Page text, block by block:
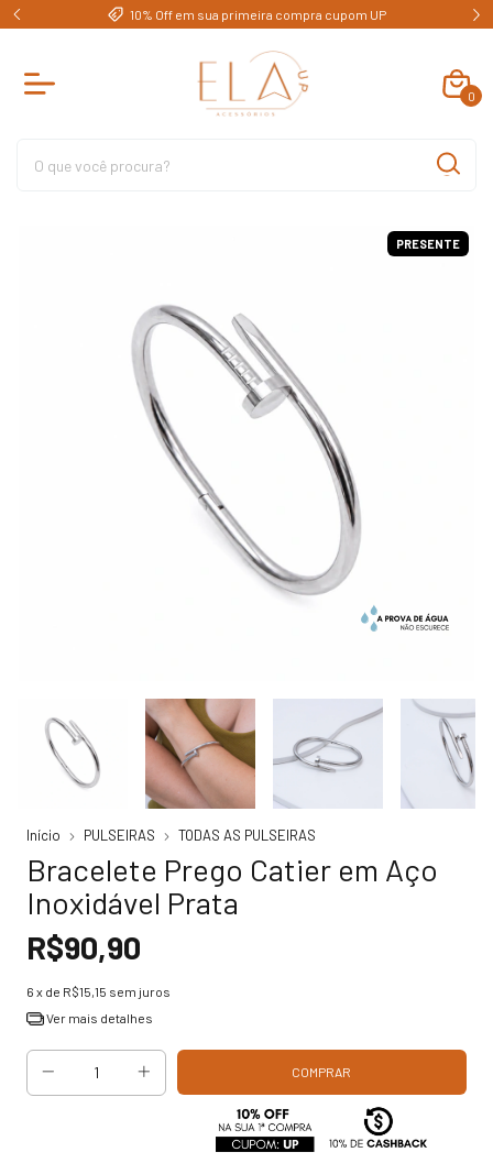
10% Off em sua primeira compra cupom UP
0
PRESENTE
Início PULSEIRAS TODAS AS PULSEIRAS
Bracelete Prego Catier em Aço
Inoxidável Prata
R$90,90
6 x de R$15,15 sem juros
Ver mais detalhes